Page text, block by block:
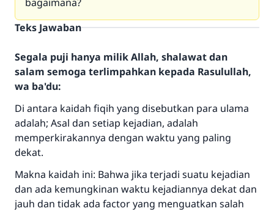
Teks Jawaban
Segala puji hanya milik Allah, shalawat dan
salam semoga terlimpahkan kepada Rasulullah,
wa ba'du:
Di antara kaidah fiqih yang disebutkan para ulama
adalah; Asal dan setiap kejadian, adalah
memperkirakannya dengan waktu yang paling
dekat.
Makna kaidah ini: Bahwa jika terjadi suatu kejadian
dan ada kemungkinan waktu kejadiannya dekat dan
jauh dan tidak ada factor yang menguatkan salah